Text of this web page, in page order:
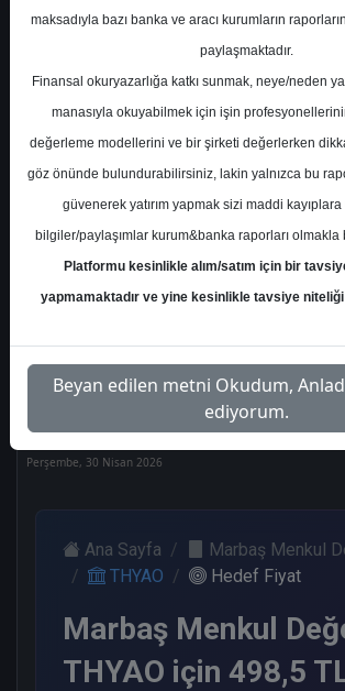
Ortalama Fiyat Tahmini
Ortalama Getiri Potansiyeli
Kurum Sayısı
21
12 1
Paralel
Get.
1
Üstü
Get.
5
1
Perşembe, 30 Nisan 2026
Ana Sayfa
Marbaş Menkul
THYAO
Hedef Fiyat
Marbaş Menkul
THYAO için 498,5
maksadıyla bazı banka ve aracı kurumların
paylaşmaktadır.
Finansal okuryazarlığa katkı sunmak, neye/neden
manasıyla okuyabilmek için işin profesyonellerinin
değerleme modellerini ve bir şirketi değerlerken
göz önünde bulundurabilirsiniz, lakin yalnızca bu
güvenerek yatırım yapmak sizi maddi
bilgiler/paylaşımlar kurum&banka raporları olmakla
Platformu kesinlikle alım/satım için bir
yapmamaktadır ve yine kesinlikle tavsiye niteliği
Beyan edilen metni Okudum, Anladım
ediyorum.